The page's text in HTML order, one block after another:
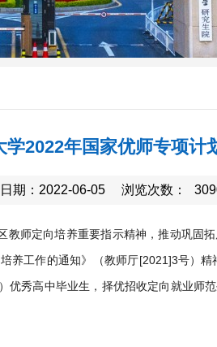
学2022年国家优师专项计
期：2022-06-05 浏览次数：
教师定向培养重要指示精神，推动巩固
养工作的通知》（教师厅[2021]3号）
秀高中毕业生，择优招收定向就业师